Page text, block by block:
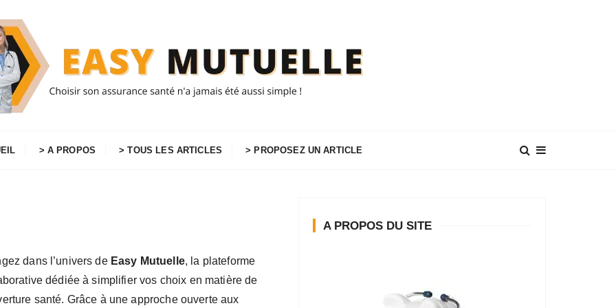
> A PROPOS > TOUS LES ARTICLES > PROPOSEZ UN ARTICLE
dans l’univers de Easy Mutuelle, la plateforme
dédiée à simplifier vos choix en matière de
santé. Grâce à une approche ouverte aux
A PROPOS DU SITE